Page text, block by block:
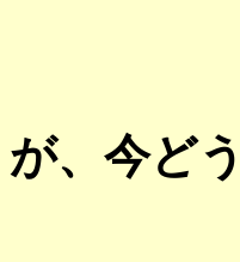
が、今ど